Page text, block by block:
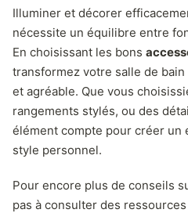
Illuminer et décorer
nécessite un équilibre entre
En choisissant les bons
transformez votre salle de
et agréable. Que vous
rangements stylés, ou des
élément compte pour créer un
style personnel.
Pour encore plus de conseils
pas à consulter des